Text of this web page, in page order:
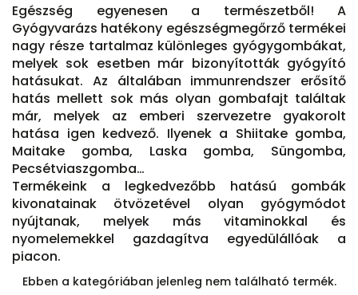
Egészség egyenesen a természetből! A
Gyógyvarázs hatékony egészségmegőrző termékei
nagy része tartalmaz különleges gyógygombákat,
melyek sok esetben már bizonyították gyógyító
hatásukat. Az általában immunrendszer erősítő
hatás mellett sok más olyan gombafajt találtak
már, melyek az emberi szervezetre gyakorolt
hatása igen kedvező. Ilyenek a Shiitake gomba,
Maitake gomba, Laska gomba, Süngomba,
Pecsétviaszgomba…
Termékeink a legkedvezőbb hatású gombák
kivonatainak ötvözetével olyan gyógymódot
nyújtanak, melyek más vitaminokkal és
nyomelemekkel gazdagítva egyedülállóak a
piacon.
Ebben a kategóriában jelenleg nem található termék.